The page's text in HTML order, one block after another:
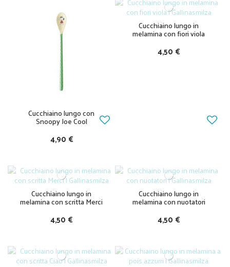
Cucchiaino lungo con
Snoopy Joe Cool
4,90 €
Cucchiaino lungo in
melamina con fiori viola
4,50 €
Cucchiaino lungo in
melamina con scritta Merci
4,50 €
Cucchiaino lungo in
melamina con nuotatori
4,50 €